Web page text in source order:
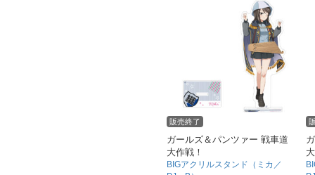
販売終了
ガールズ＆パンツァー 戦車道
大作戦！
BIGアクリルスタンド（ミカ／